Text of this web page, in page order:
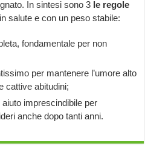
In sintesi sono 3 le regole
salute e con un peso stabile:
fondamentale per non
per mantenere l’umore alto
cattive abitudini;
imprescindibile per
anche dopo tanti anni.